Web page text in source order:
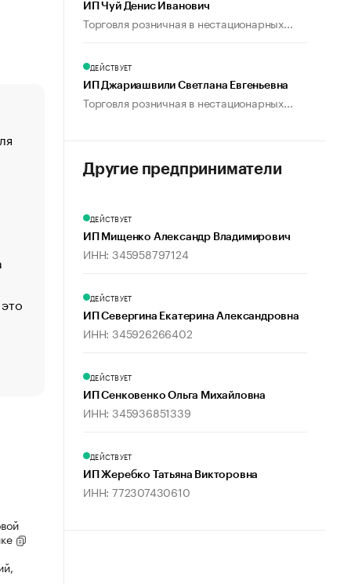
«Деньги будут не нужны»: что рассказал Маск в
Функции менеджмента: пять ключевых основ
управления
ЕС разрешил конфискацию российской нефти —
Стресс обеспеченных людей: почему рост доходов
Что обвинения против Павла Дурова значат для
ИП Чуй Денис Иванович
Торговля розничная в нестационарных...
ДЕЙСТВУЕТ
ИП Джариашвили Светлана Евгеньевна
Торговля розничная в нестационарных...
Другие предприниматели
ДЕЙСТВУЕТ
ИП Мищенко Александр Владимирович
ИНН: 345958797124
ДЕЙСТВУЕТ
ИП Севергина Екатерина Александровна
ИНН: 345926266402
ДЕЙСТВУЕТ
ИП Сенковенко Ольга Михайловна
ИНН: 345936851339
ДЕЙСТВУЕТ
ИП Жеребко Татьяна Викторовна
ИНН: 772307430610